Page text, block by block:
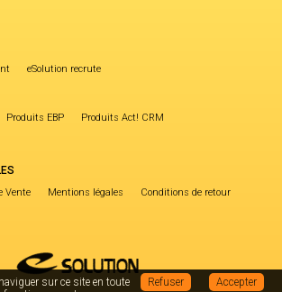
eSolution recrute
Produits EBP Produits Act! CRM
Vente Mentions légales Conditions de retour
Accepter
Refuser
sur ce site en toute